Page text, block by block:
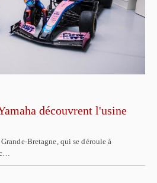
découvrent l'usine
Bretagne, qui se déroule à